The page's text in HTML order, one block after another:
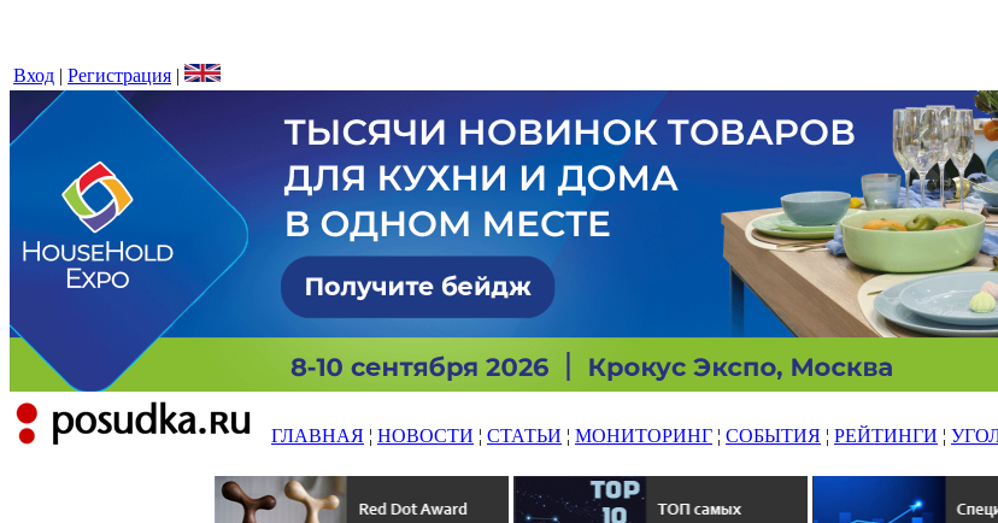
Вход | Регистрация |
ГЛАВНАЯ ¦ НОВОСТИ ¦ СТАТЬИ ¦ МОНИТОРИНГ ¦ СОБЫТИЯ ¦ РЕЙТИНГИ ¦